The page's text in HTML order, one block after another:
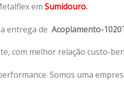
em Sumidouro.
entrega de Acoplamento-
com melhor relação custo-
Somos uma